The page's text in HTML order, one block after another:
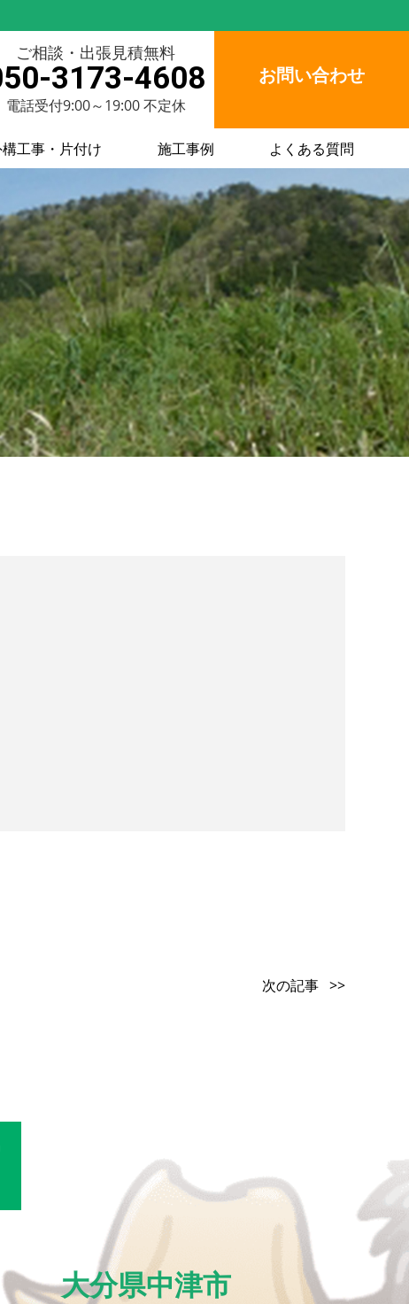
ご相談・出張見積無料
3173-4608
電話受付9:00～19:00 不定休
お問い合わせ
工事・片付け 施工事例 よくある質問
次の記事 >>
大分県中津市